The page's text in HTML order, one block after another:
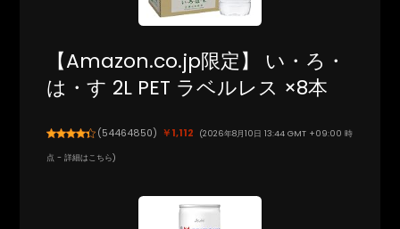
【Amazon.co.jp限定】 い・ろ・
は・す 2L PET ラベルレス ×8本
(54464850) ￥1,112 (2026年8月10日 13:44 GMT +09:00 時
点 -詳細はこちら)